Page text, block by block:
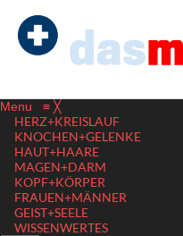
Menu ≡ ╳
HERZ+KREISLAUF
KNOCHEN+GELENKE
HAUT+HAARE
MAGEN+DARM
KOPF+KÖRPER
FRAUEN+MÄNNER
GEIST+SEELE
WISSENWERTES